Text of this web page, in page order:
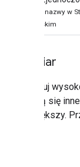
*Użyj tej nazwy w
hiszpańskim
Rozmiar
Dostosuj
znajdują się
nich większy.